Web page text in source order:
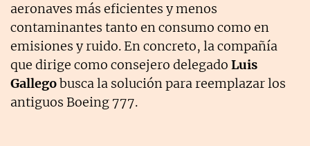
aeronaves más eficientes y menos
contaminantes tanto en consumo como en
emisiones y ruido. En concreto, la compañía
que dirige como consejero delegado Luis
Gallegobusca la solución para reemplazar los
antiguos Boeing 777.